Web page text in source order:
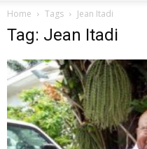
Home Tags Jean Itadi
Tag: Jean Itadi